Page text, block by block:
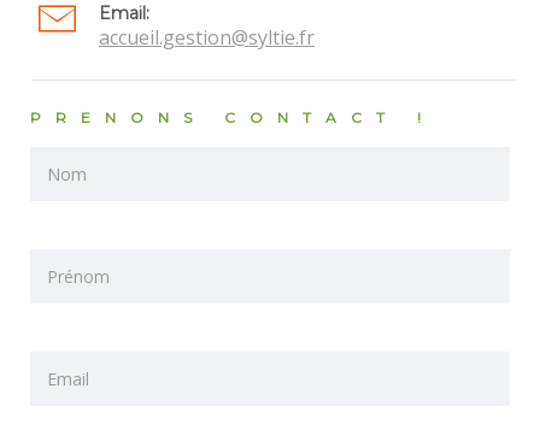
Email:
accueil.gestion@syltie.fr
PRENONS CONTACT !